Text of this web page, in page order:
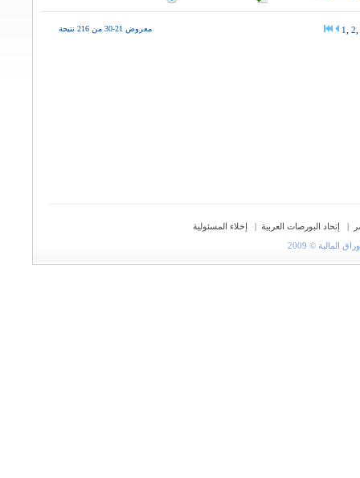
معروض 21-30 من 216 نتيجة 1 2
| إتحاد البورصات العربية |
إخلاء المسئولية
© 2009